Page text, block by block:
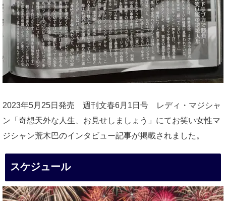
2023年5月25日発売 週刊文春6月1日号 レディ・マジシャ
ン「奇想天外な人生、お見せしましょう」にてお笑い女性マ
ジシャン荒木巴のインタビュー記事が掲載されました。
スケジュール